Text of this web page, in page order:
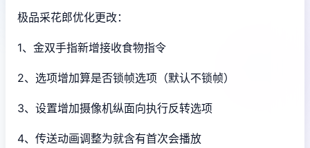
极品采花郎优化更改：
1、金双手指新增接收食物指令
2、选项增加算是否锁帧选项（默认不锁帧）
3、设置增加摄像机纵面向执行反转选项
4、传送动画调整为就含有首次会播放